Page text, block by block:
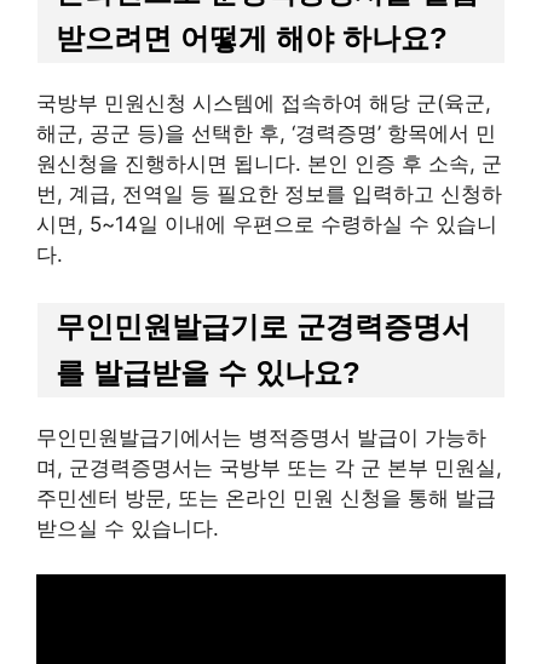
받으려면 어떻게 해야 하나요?
국방부 민원신청 시스템에 접속하여 해당 군(육군,
해군, 공군 등)을 선택한 후, ‘경력증명’ 항목에서 민
원신청을 진행하시면 됩니다. 본인 인증 후 소속, 군
번, 계급, 전역일 등 필요한 정보를 입력하고 신청하
시면, 5~14일 이내에 우편으로 수령하실 수 있습니
다.
무인민원발급기로 군경력증명서
를 발급받을 수 있나요?
무인민원발급기에서는 병적증명서 발급이 가능하
며, 군경력증명서는 국방부 또는 각 군 본부 민원실,
주민센터 방문, 또는 온라인 민원 신청을 통해 발급
받으실 수 있습니다.